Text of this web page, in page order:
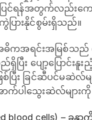
ပြင်ရန်အတွက်လည်း
းနိုင်စွမ်းရှိသည်။
ဓိကအရင်းအမြစ်သည်
ပြီး ပျော့ပြောင်
ြီး ခြင်ဆီပင်မဆဲလ်မ
ောက်ပါသွေးဆဲလ်မျ
blood cells)